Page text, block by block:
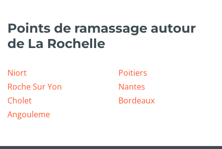
Points de ramassage autour
de La Rochelle
Niort
Roche Sur Yon
Cholet
Angouleme
Poitiers
Nantes
Bordeaux